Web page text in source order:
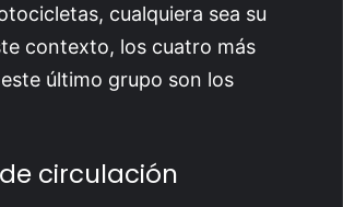
cualquiera sea su
contexto, los cuatro más
último grupo son los
circulación